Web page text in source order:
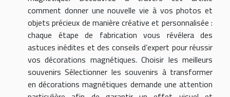
comment donner une nouvelle vie à vos photos et
objets précieux de manière créative et personnalisée :
chaque étape de fabrication vous révélera des
astuces inédites et des conseils d’expert pour réussir
vos décorations magnétiques. Choisir les meilleurs
souvenirs Sélectionner les souvenirs à transformer
en décorations magnétiques demande une attention